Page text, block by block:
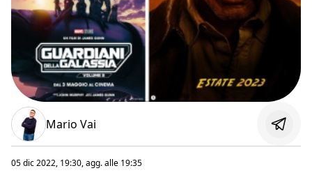
Mario Vai
05 dic 2022, 19:30, agg. alle 19:35